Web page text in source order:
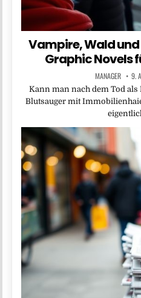
Vampire, Wald
Graphic Novels
MANAGER 9.
Kann man nach dem Tod als
Blutsauger mit